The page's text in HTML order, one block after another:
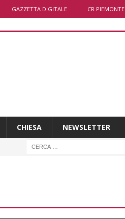
GAZZETTA DIGITALE CR PIEMONTE
CHIESA NEWSLETTER